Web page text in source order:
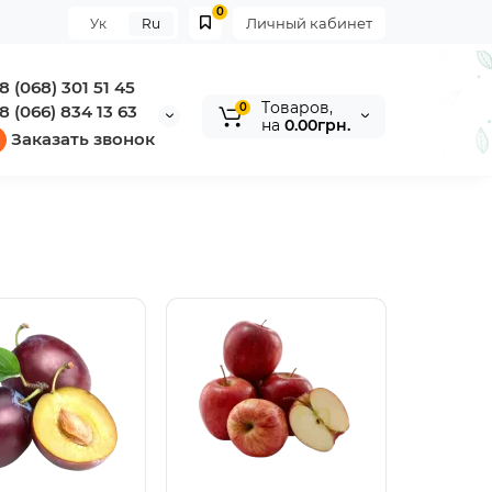
Личный кабинет
0
Ук Ru
(068) 301 51 45
(066) 834 13 63
Заказать звонок
0
Tоваров,
на 0.00грн.